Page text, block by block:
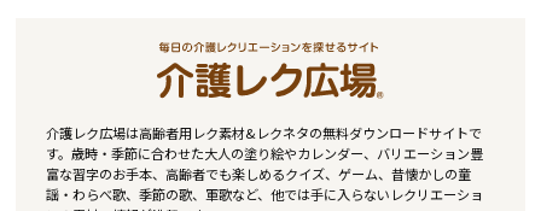
介護レク広場は高齢者用レク素材&レクネタの無料ダウンロードサイトで
す。歳時・季節に合わせた大人の塗り絵やカレンダー、バリエーション豊
富な習字のお手本、高齢者でも楽しめるクイズ、ゲーム、昔懐かしの童
謡・わらべ歌、季節の歌、軍歌など、他では手に入らないレクリエーショ